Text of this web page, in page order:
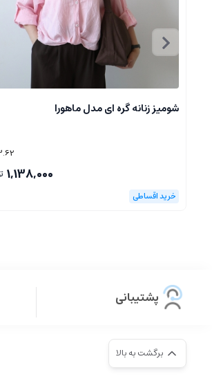
شومیز زنانه گره ای مدل ماهورا
1,138,000
پشتیبانی
برگشت به بالا